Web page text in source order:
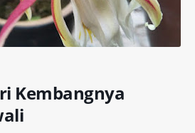
Kembangnya